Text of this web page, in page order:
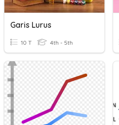
Garis Lurus
10 T 4th - 5th